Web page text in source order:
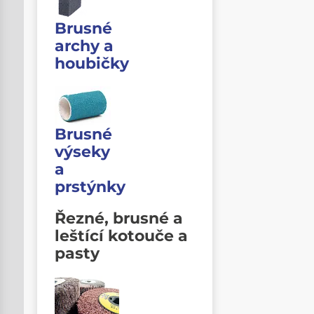
Brusné
archy a
houbičky
Brusné
výseky
a
prstýnky
Řezné, brusné a
leštící kotouče a
pasty